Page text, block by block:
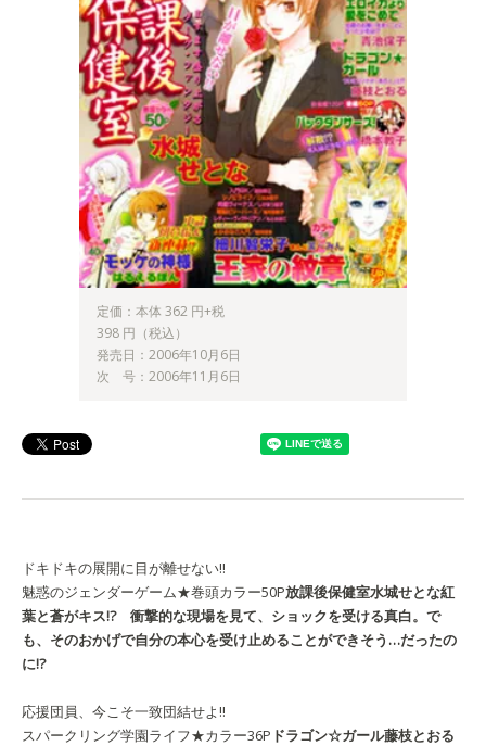
定価：本体 362 円+税
398 円（税込）
発売日：2006年10月6日
次 号：2006年11月6日
ドキドキの展開に目が離せない!!
魅惑のジェンダーゲーム★巻頭カラー50P放課後保健室水城せとな紅
葉と蒼がキス!? 衝撃的な現場を見て、ショックを受ける真白。で
も、そのおかげで自分の本心を受け止めることができそう…だったの
に!?
応援団員、今こそ一致団結せよ!!
スパークリング学園ライフ★カラー36P ドラゴン☆ガール藤枝とおる